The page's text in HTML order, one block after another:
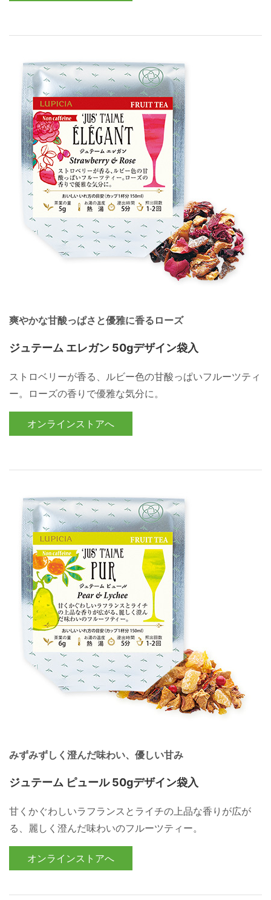
爽やかな甘酸っぱさと優雅に香るローズ
ジュテーム エレガン 50gデザイン袋入
ストロベリーが香る、ルビー色の甘酸っぱいフルーツティ
ー。ローズの香りで優雅な気分に。
オンラインストアへ
みずみずしく澄んだ味わい、優しい甘み
ジュテーム ピュール 50gデザイン袋入
甘くかぐわしいラフランスとライチの上品な香りが広が
る、麗しく澄んだ味わいのフルーツティー。
オンラインストアへ